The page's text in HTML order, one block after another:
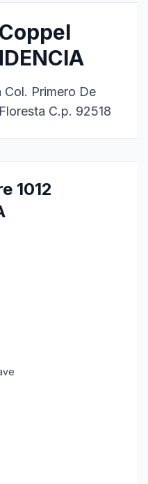
Primero De
C.p. 92518
1012